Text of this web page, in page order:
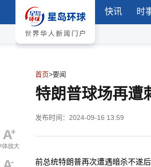
快讯 时
首页>要闻
特朗普球场再遭
发布时间：2024-09-16 13:59
前总统特朗普再次遭遇暗杀不遂